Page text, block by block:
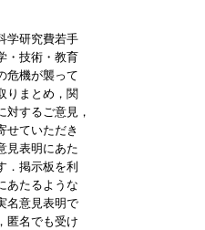
学研究費若手
・技術・教育
危機が襲って
りまとめ，関
するご意見，
せていただき
見表明にあた
．掲示板を利
あたるような
名意見表明で
匿名でも受け